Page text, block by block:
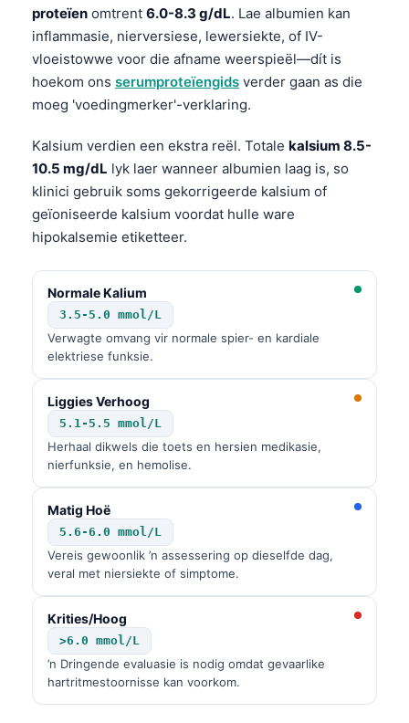
proteïen omtrent 6.0-8.3 g/dL. Lae albumien kan
inflammasie, nierversiese, lewersiekte, of IV-
vloeistowwe voor die afname weerspieël—dít is
hoekom ons serumproteïengids verder gaan as die
moeg 'voedingmerker'-verklaring.
Kalsium verdien een ekstra reël. Totale kalsium 8.5-
10.5 mg/dL lyk laer wanneer albumien laag is, so
klinici gebruik soms gekorrigeerde kalsium of
geïoniseerde kalsium voordat hulle ware
hipokalsemie etiketteer.
Normale Kalium
3.5-5.0 mmol/L
Verwagte omvang vir normale spier- en kardiale
elektriese funksie.
Liggies Verhoog
5.1-5.5 mmol/L
Herhaal dikwels die toets en hersien medikasie,
nierfunksie, en hemolise.
Matig Hoë
5.6-6.0 mmol/L
Vereis gewoonlik ’n assessering op dieselfde dag,
veral met niersiekte of simptome.
Krities/Hoog
>6.0 mmol/L
’n Dringende evaluasie is nodig omdat gevaarlike
hartritmestoornisse kan voorkom.